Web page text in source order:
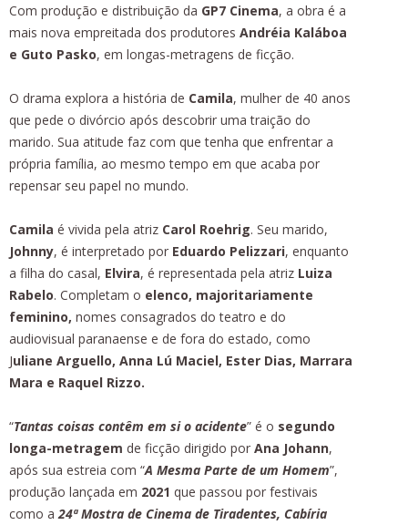
Com produção e distribuição da GP7 Cinema, a obra é a
mais nova empreitada dos produtores Andréia Kaláboa
e Guto Pasko, em longas-metragens de ficção.
O drama explora a história de Camila, mulher de 40 anos
que pede o divórcio após descobrir uma traição do
marido. Sua atitude faz com que tenha que enfrentar a
própria família, ao mesmo tempo em que acaba por
repensar seu papel no mundo.
Camila é vivida pela atriz Carol Roehrig. Seu marido,
Johnny, é interpretado por Eduardo Pelizzari, enquanto
a filha do casal, Elvira, é representada pela atriz Luiza
Rabelo. Completam o elenco, majoritariamente
feminino, nomes consagrados do teatro e do
audiovisual paranaense e de fora do estado, como
Juliane Arguello, Anna Lú Maciel, Ester Dias, Marrara
Mara e Raquel Rizzo.
“Tantas coisas contêm em si o acidente” é o segundo
longa-metragem de ficção dirigido por Ana Johann,
após sua estreia com “A Mesma Parte de um Homem”,
produção lançada em 2021 que passou por festivais
como a 24ª Mostra de Cinema de Tiradentes, Cabíria